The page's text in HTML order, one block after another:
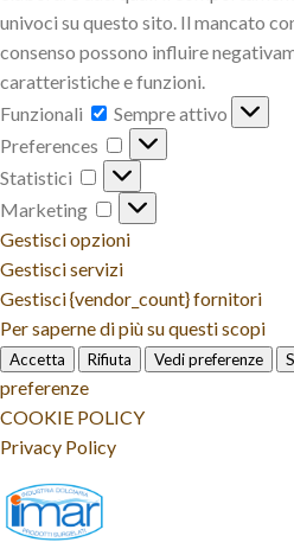
univoci su questo sito. Il mancato
consenso possono influire
caratteristiche e funzioni.
Funzionali
Funzionali
Sempre attivo
Preferences
Preferences
Statistici
Statistici
Marketing
Marketing
Gestisci opzioni
Gestisci servizi
Gestisci {vendor_count} fornitori
Per saperne di più su questi scopi
Accetta Rifiuta Vedi preferenze
preferenze
COOKIE POLICY
Privacy Policy